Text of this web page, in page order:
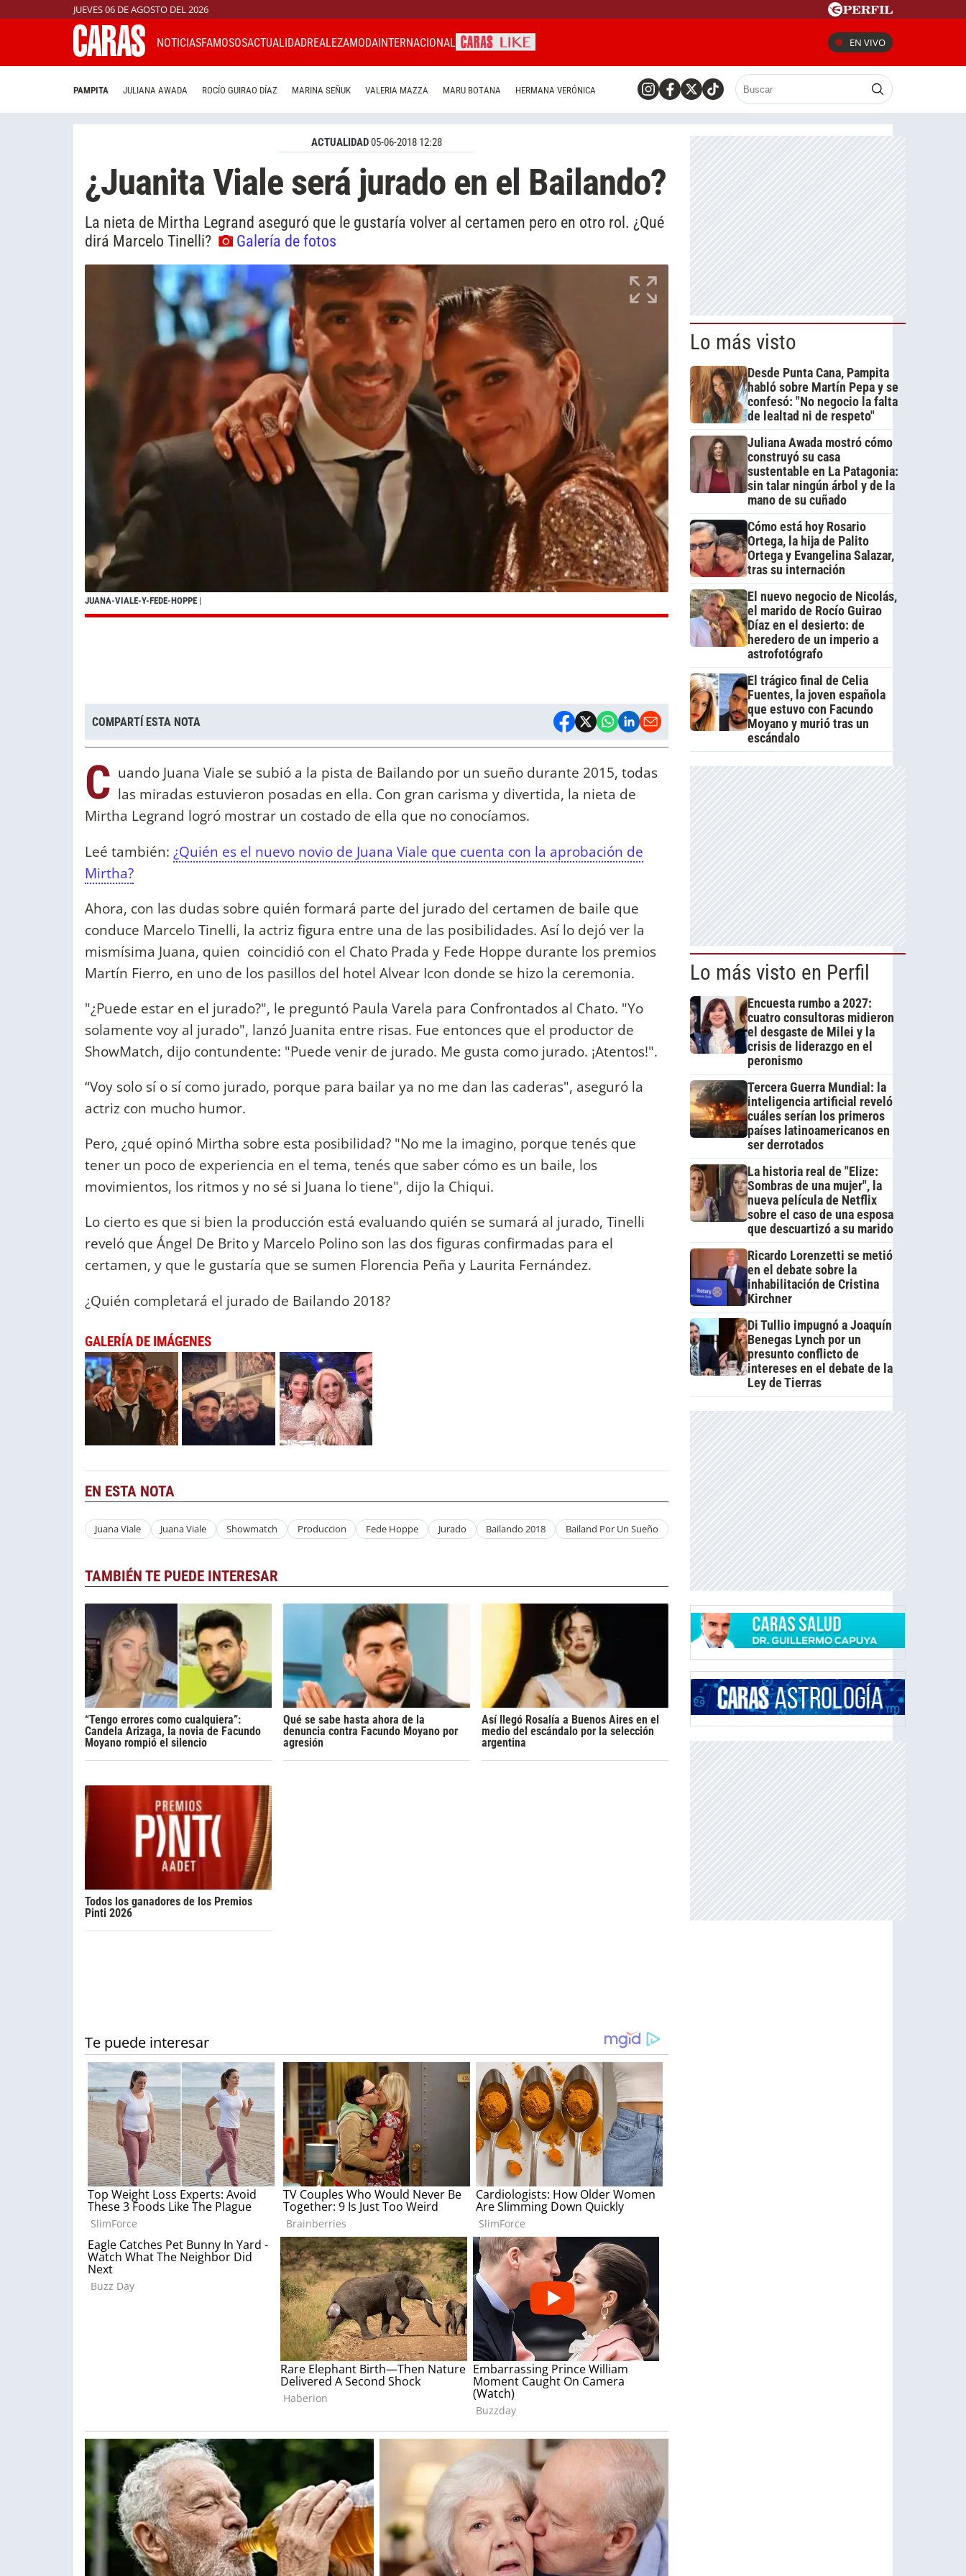
JUEVES 06 DE AGOSTO DEL 2026
NOTICIASFAMOSOSACTUALIDADREALEZAMODAINTERNACIONAL EN VIVO
PAMPITA JULIANA AWADA ROCÍO GUIRAO DÍAZ MARINA SEÑUK VALERIA MAZZA MARU BOTANA HERMANA VERÓNICA
ACTUALIDAD05-06-2018 12:28
¿Juanita Viale será jurado en el Bailando?
La nieta de Mirtha Legrand aseguró que le gustaría volver al certamen pero en otro rol. ¿Qué
dirá Marcelo Tinelli?
Galería de fotos
JUANA-VIALE-Y-FEDE-HOPPE |
COMPARTÍ ESTA NOTA
C uando Juana Viale se subió a la pista de Bailando por un sueño durante 2015, todas
las miradas estuvieron posadas en ella. Con gran carisma y divertida, la nieta de
Mirtha Legrand logró mostrar un costado de ella que no conocíamos.
Leé también: ¿Quién es el nuevo novio de Juana Viale que cuenta con la aprobación de
Mirtha?
Ahora, con las dudas sobre quién formará parte del jurado del certamen de baile que
conduce Marcelo Tinelli, la actriz figura entre una de las posibilidades. Así lo dejó ver la
mismísima Juana, quien coincidió con el Chato Prada y Fede Hoppe durante los premios
Martín Fierro, en uno de los pasillos del hotel Alvear Icon donde se hizo la ceremonia.
"¿Puede estar en el jurado?", le preguntó Paula Varela para Confrontados al Chato. "Yo
solamente voy al jurado", lanzó Juanita entre risas. Fue entonces que el productor de
ShowMatch, dijo contundente: "Puede venir de jurado. Me gusta como jurado. ¡Atentos!".
“Voy solo sí o sí como jurado, porque para bailar ya no me dan las caderas", aseguró la
actriz con mucho humor.
Pero, ¿qué opinó Mirtha sobre esta posibilidad? "No me la imagino, porque tenés que
tener un poco de experiencia en el tema, tenés que saber cómo es un baile, los
movimientos, los ritmos y no sé si Juana lo tiene", dijo la Chiqui.
Lo cierto es que si bien la producción está evaluando quién se sumará al jurado, Tinelli
reveló que Ángel De Brito y Marcelo Polino son las dos figuras confirmadas para el
certamen, y que le gustaría que se sumen Florencia Peña y Laurita Fernández.
¿Quién completará el jurado de Bailando 2018?
GALERÍA DE IMÁGENES
EN ESTA NOTA
Juana Viale Juana Viale Showmatch Produccion Fede Hoppe Jurado Bailando 2018 Bailand Por Un Sueño
TAMBIÉN TE PUEDE INTERESAR
“Tengo errores como cualquiera”:
Candela Arizaga, la novia de Facundo
Moyano rompió el silencio
Qué se sabe hasta ahora de la
denuncia contra Facundo Moyano por
agresión
Así llegó Rosalía a Buenos Aires en el
medio del escándalo por la selección
argentina
Todos los ganadores de los Premios
Pinti 2026
Lo más visto
Desde Punta Cana, Pampita
habló sobre Martín Pepa y se
confesó: "No negocio la falta
de lealtad ni de respeto"
Juliana Awada mostró cómo
construyó su casa
sustentable en La Patagonia:
sin talar ningún árbol y de la
mano de su cuñado
Cómo está hoy Rosario
Ortega, la hija de Palito
Ortega y Evangelina Salazar,
tras su internación
El nuevo negocio de Nicolás,
el marido de Rocío Guirao
Díaz en el desierto: de
heredero de un imperio a
astrofotógrafo
El trágico final de Celia
Fuentes, la joven española
que estuvo con Facundo
Moyano y murió tras un
escándalo
Lo más visto en Perfil
Encuesta rumbo a 2027:
cuatro consultoras midieron
el desgaste de Milei y la
crisis de liderazgo en el
peronismo
Tercera Guerra Mundial: la
inteligencia artificial reveló
cuáles serían los primeros
países latinoamericanos en
ser derrotados
La historia real de "Elize:
Sombras de una mujer", la
nueva película de Netflix
sobre el caso de una esposa
que descuartizó a su marido
Ricardo Lorenzetti se metió
en el debate sobre la
inhabilitación de Cristina
Kirchner
Di Tullio impugnó a Joaquín
Benegas Lynch por un
presunto conflicto de
intereses en el debate de la
Ley de Tierras